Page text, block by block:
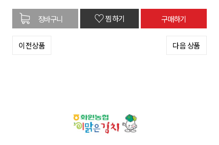
♡찜하기
이전상품 다음 상품